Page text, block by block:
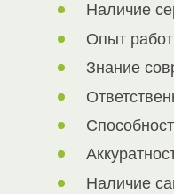
Наличие
Опыт
Знание
Наличие